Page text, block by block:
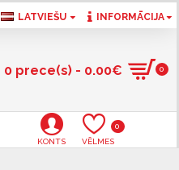
LATVIEŠU INFORMĀCIJA
0 prece(s) - 0.00€ 0
KONTS VĒLMES
0